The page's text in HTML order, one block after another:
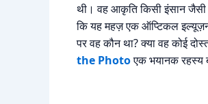
थी। वह आकृति किसी इंसान
कि यह महज़ एक ऑप्टिकल इल्यूज़न
पर वह कौन था? क्या वह कोई
the Photoएक भयानक रहस्य